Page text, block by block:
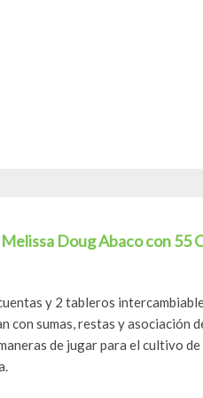
Doug Abaco con 55
y 2 tableros
con sumas, restas y asociación
de jugar para el cultivo de